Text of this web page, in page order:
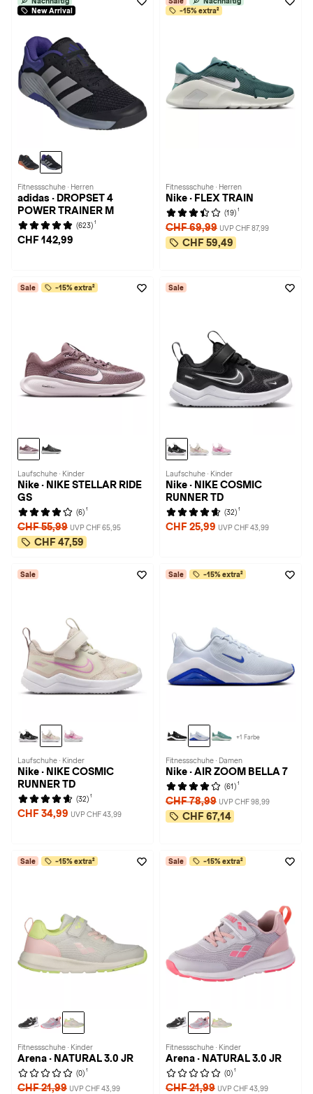
New Arrival
Fitnessschuhe · Herren
adidas · DROPSET 4
POWER TRAINER M
(623) 1
CHF 142,99
-15% extra²
Fitnessschuhe · Herren
Nike · FLEX TRAIN
(19) 1
CHF 69,99 UVP CHF 87,99
CHF 59,49
Sale -15% extra²
Laufschuhe · Kinder
Nike · NIKE STELLAR RIDE
GS
(6) 1
CHF 55,99 UVP CHF 65,95
CHF 47,59
Sale
Laufschuhe · Kinder
Nike · NIKE COSMIC
RUNNER TD
(32) 1
CHF 25,99 UVP CHF 43,99
Sale
Laufschuhe · Kinder
Nike · NIKE COSMIC
RUNNER TD
(32) 1
CHF 34,99 UVP CHF 43,99
Sale -15% extra²
+1 Farbe
Fitnessschuhe · Damen
Nike · AIR ZOOM BELLA 7
(61) 1
CHF 78,99 UVP CHF 98,99
CHF 67,14
Sale -15% extra²
Fitnessschuhe · Kinder
Arena · NATURAL 3.0 JR
(0) 1
CHF 21,99 UVP CHF 43,99
Sale -15% extra²
Fitnessschuhe · Kinder
Arena · NATURAL 3.0 JR
(0) 1
CHF 21,99 UVP CHF 43,99